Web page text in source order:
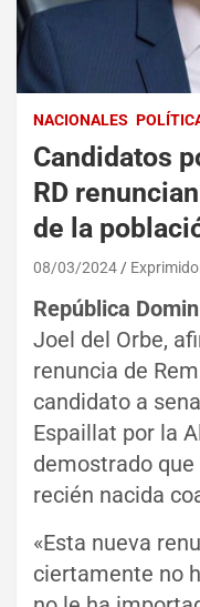
NACIONALES
Candidatos
RD
de la
08/03/2024
República
Joel del Orbe,
renuncia de
candidato a
Espaillat por la
demostrado
recién nacida
«Esta nueva
ciertamente no